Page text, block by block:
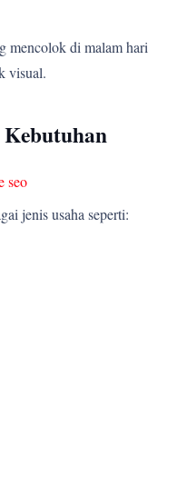
mencolok di malam hari
visual.
jenis usaha seperti: